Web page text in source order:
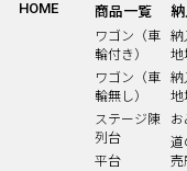
HOME 商品一覧
ワゴン（車
輪付き）
ワゴン（車
輪無し）
ステージ陳
列台
平台
納
納
地
納
地
お
道
売